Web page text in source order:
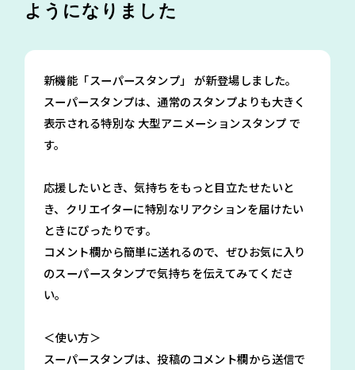
ようになりました
新機能「スーパースタンプ」 が新登場しました。
スーパースタンプは、通常のスタンプよりも大きく
表示される特別な 大型アニメーションスタンプ で
す。
応援したいとき、気持ちをもっと目立たせたいと
き、クリエイターに特別なリアクションを届けたい
ときにぴったりです。
コメント欄から簡単に送れるので、ぜひお気に入り
のスーパースタンプで気持ちを伝えてみてくださ
い。
＜使い方＞
スーパースタンプは、投稿のコメント欄から送信で